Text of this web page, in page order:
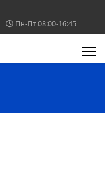
Пн-Пт 08:00-16:45